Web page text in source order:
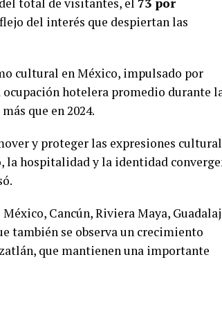
del interés que despiertan las
cultural en México, impulsado por
hotelera promedio durante
que en 2024.
y proteger las expresiones
la hospitalidad y la identidad
Cancún, Riviera Maya,
también se observa un crecimiento
que mantienen una importante